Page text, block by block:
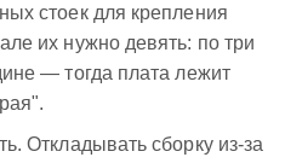
стоек для крепления
их нужно девять: по три
— тогда плата лежит
Откладывать сборку из-за